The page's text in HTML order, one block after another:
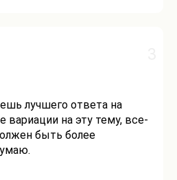
лучшего ответа на
вариации на эту тему, все-
быть более